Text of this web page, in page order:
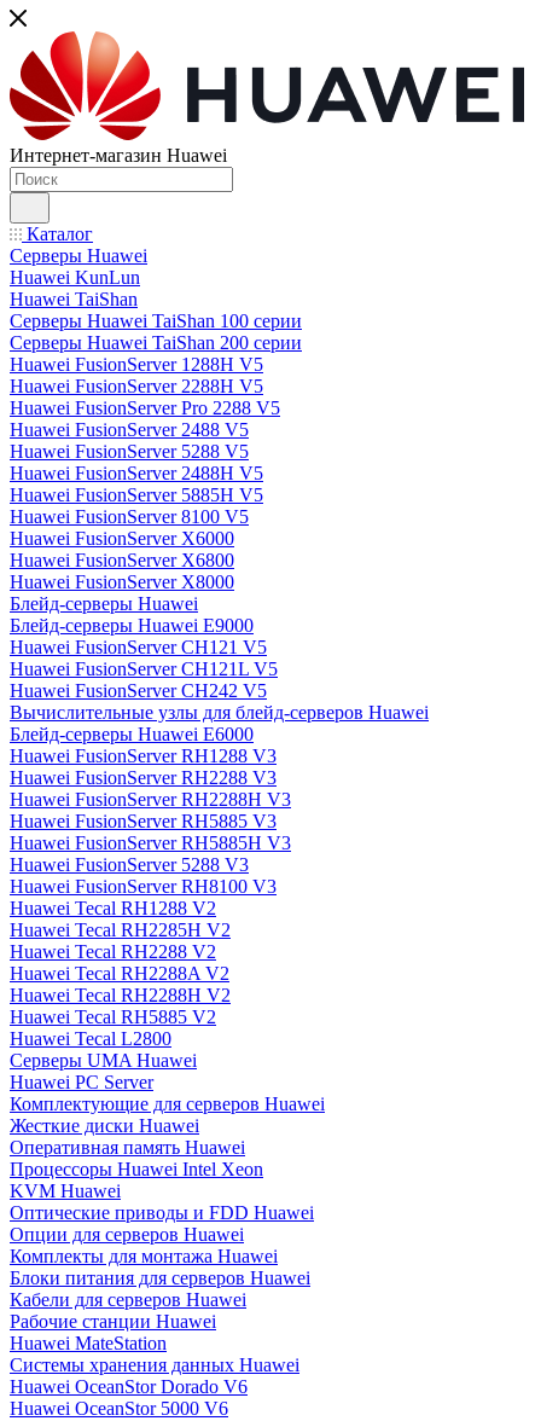
Интернет-магазин Huawei
Каталог
Серверы Huawei
Huawei KunLun
Huawei TaiShan
Серверы Huawei TaiShan 100 серии
Серверы Huawei TaiShan 200 серии
Huawei FusionServer 1288H V5
Huawei FusionServer 2288H V5
Huawei FusionServer Pro 2288 V5
Huawei FusionServer 2488 V5
Huawei FusionServer 5288 V5
Huawei FusionServer 2488H V5
Huawei FusionServer 5885H V5
Huawei FusionServer 8100 V5
Huawei FusionServer X6000
Huawei FusionServer X6800
Huawei FusionServer X8000
Блейд-серверы Huawei
Блейд-серверы Huawei E9000
Huawei FusionServer CH121 V5
Huawei FusionServer CH121L V5
Huawei FusionServer CH242 V5
Вычислительные узлы для блейд-серверов Huawei
Блейд-серверы Huawei E6000
Huawei FusionServer RH1288 V3
Huawei FusionServer RH2288 V3
Huawei FusionServer RH2288H V3
Huawei FusionServer RH5885 V3
Huawei FusionServer RH5885H V3
Huawei FusionServer 5288 V3
Huawei FusionServer RH8100 V3
Huawei Tecal RH1288 V2
Huawei Tecal RH2285H V2
Huawei Tecal RH2288 V2
Huawei Tecal RH2288A V2
Huawei Tecal RH2288H V2
Huawei Tecal RH5885 V2
Huawei Tecal L2800
Серверы UMA Huawei
Huawei PC Server
Комплектующие для серверов Huawei
Жесткие диски Huawei
Оперативная память Huawei
Процессоры Huawei Intel Xeon
KVM Huawei
Оптические приводы и FDD Huawei
Опции для серверов Huawei
Комплекты для монтажа Huawei
Блоки питания для серверов Huawei
Кабели для серверов Huawei
Рабочие станции Huawei
Huawei MateStation
Системы хранения данных Huawei
Huawei OceanStor Dorado V6
Huawei OceanStor 5000 V6